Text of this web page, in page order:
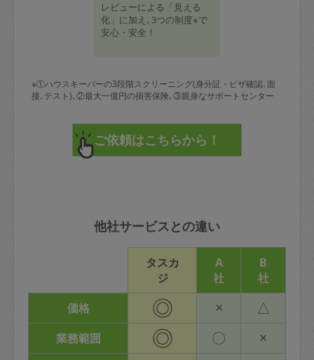
レビューによる「見える
化」に加え､3つの制度※で
安心・安全！
※①ハウスキーパーの3段階スクリーニング(身分証・ビザ確認､面
接､テスト)､②最大一億円の損害保険､③親身なサポートセンター
他社サービスとの違い
タスカ
ジ
A
社
B
社
価格
◎ × △
業務範囲 ◎ 〇 ×